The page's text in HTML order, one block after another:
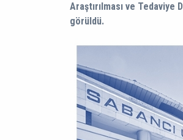
Araştırılması ve Tedaviye
görüldü.